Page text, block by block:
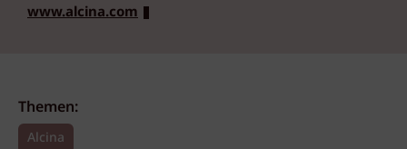
www.alcina.com
Themen:
Alcina